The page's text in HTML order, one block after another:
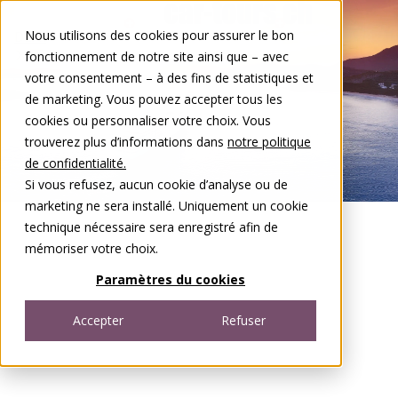
Nous utilisons des cookies pour assurer le bon
fonctionnement de notre site ainsi que – avec
votre consentement – à des fins de statistiques et
de marketing. Vous pouvez accepter tous les
cookies ou personnaliser votre choix. Vous
trouverez plus d’informations dans notre politique
de confidentialité.
Si vous refusez, aucun cookie d’analyse ou de
marketing ne sera installé. Uniquement un cookie
technique nécessaire sera enregistré afin de
mémoriser votre choix.
Paramètres du cookies
Accepter Refuser
DEFR
Open menu